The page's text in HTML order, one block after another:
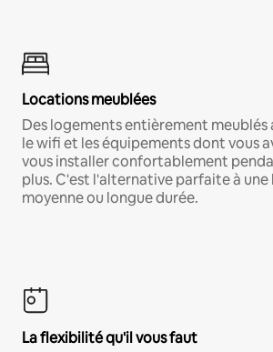
Locations meublées
Des logements entièrement meublés
le wifi et les équipements dont vous
vous installer confortablement
plus. C'est l'alternative parfaite à
moyenne ou longue durée.
La flexibilité qu'il vous faut